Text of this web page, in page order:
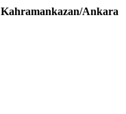
Ankara